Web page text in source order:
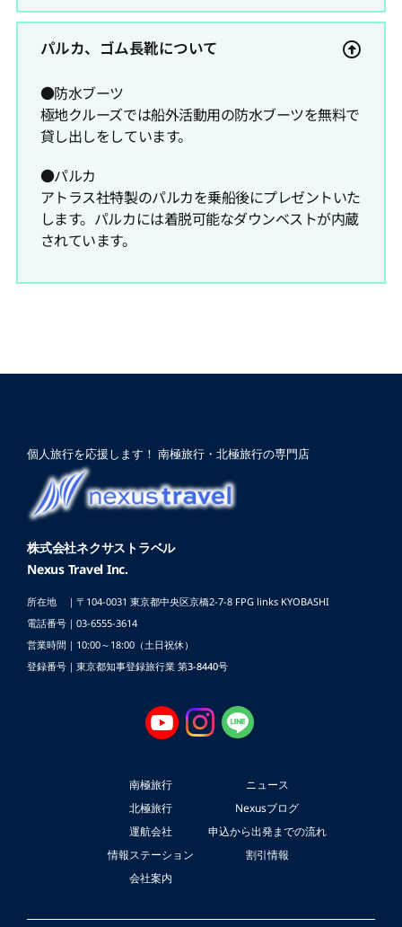
パルカ、ゴム長靴について
●防水ブーツ
極地クルーズでは船外活動用の防水ブーツを無料で
貸し出しをしています。
●パルカ
アトラス社特製のパルカを乗船後にプレゼントいた
します。パルカには着脱可能なダウンベストが内蔵
されています。
個人旅行を応援します！ 南極旅行・北極旅行の専門店
株式会社ネクサストラベル
Nexus Travel Inc.
所在地 ｜〒104-0031 東京都中央区京橋2-7-8 FPG links KYOBASHI
電話番号｜03-6555-3614
営業時間｜10:00～18:00（土日祝休）
登録番号｜東京都知事登録旅行業 第3-8440号
南極旅行
北極旅行
運航会社
情報ステーション
会社案内
ニュース
Nexusブログ
申込から出発までの流れ
割引情報